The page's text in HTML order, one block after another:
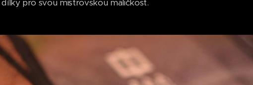
pro svou mistrovskou maličkost.